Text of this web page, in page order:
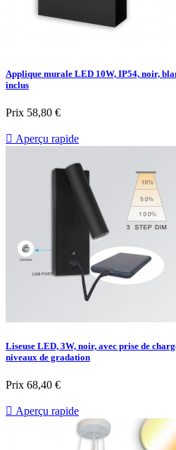
Applique murale LED 10W, IP54, noir,
inclus
Prix 58,80 €
 Aperçu rapide
Liseuse LED, 3W, noir, avec prise de
niveaux de gradation
Prix 68,40 €
 Aperçu rapide